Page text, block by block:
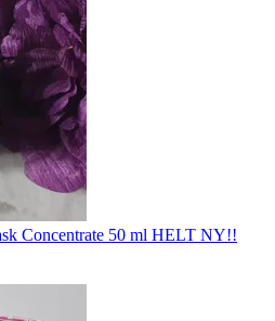
Concentrate 50 ml HELT NY!!